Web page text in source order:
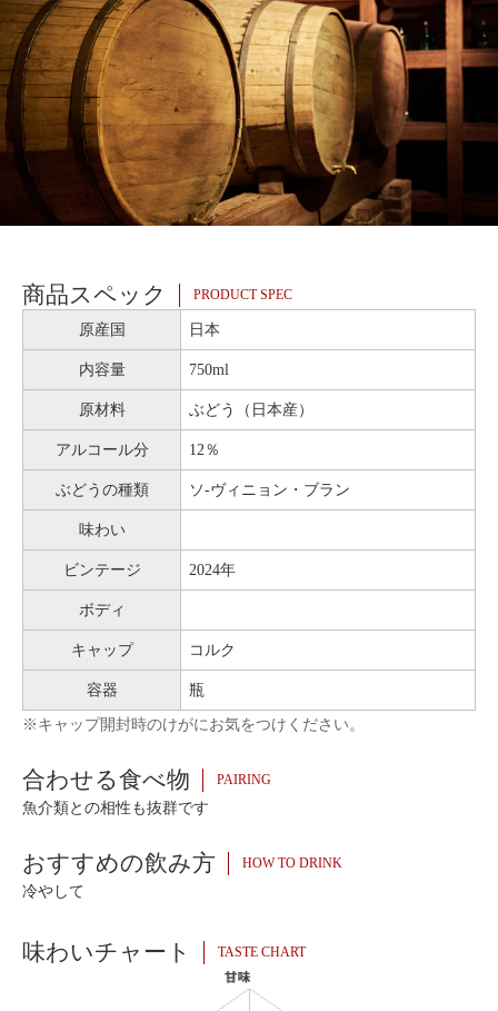
商品スペック PRODUCT SPEC
原産国 日本
内容量 750ml
原材料 ぶどう（日本産）
アルコール分 12％
ぶどうの種類 ソ-ヴィニョン・ブラン
味わい
ビンテージ 2024年
ボディ
キャップ コルク
容器 瓶
※キャップ開封時のけがにお気をつけください。
合わせる食べ物 PAIRING
魚介類との相性も抜群です
おすすめの飲み方 HOW TO DRINK
冷やして
味わいチャート TASTE CHART